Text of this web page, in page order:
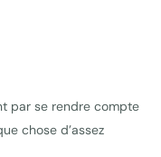
par se rendre compte
chose d’assez